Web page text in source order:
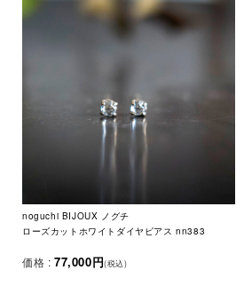
noguchi BIJOUX ノグチ
ローズカットホワイトダイヤピアス nn383
価格 : 77,000円(税込)